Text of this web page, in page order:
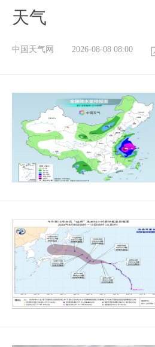
天气
中国天气网 2026-08-08 08:00